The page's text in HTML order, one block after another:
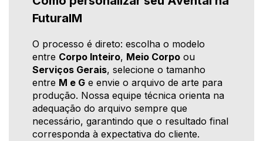
FuturaIM
O processo é direto: escolha o modelo
entre Corpo Inteiro, Meio Corpo ou
Serviços Gerais, selecione o tamanho
entre M e G e envie o arquivo de arte para
produção. Nossa equipe técnica orienta na
adequação do arquivo sempre que
necessário, garantindo que o resultado final
corresponda à expectativa do cliente.